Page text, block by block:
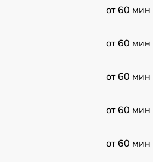
от 60 мин
от 60 мин
от 60 мин
от 60 мин
от 60 мин